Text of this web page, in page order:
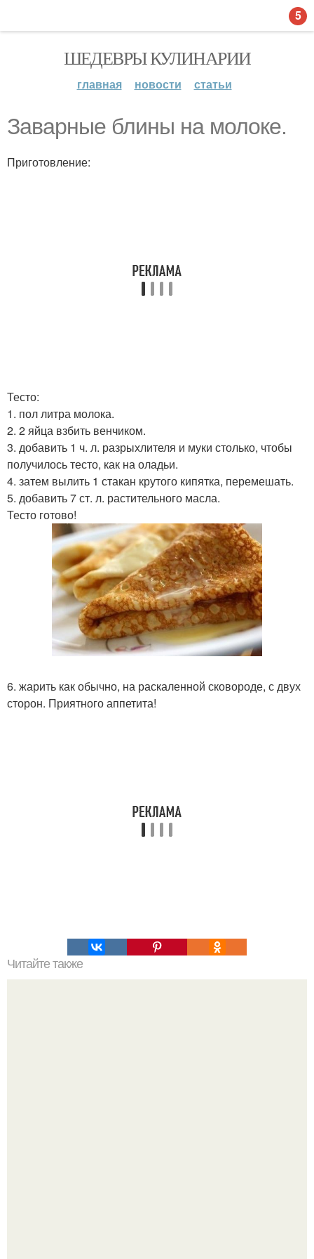
ШЕДЕВРЫ КУЛИНАРИИ
главная новости статьи
Заварные блины на молоке.
Приготовление:
Тесто:
1. пол литра молока.
2. 2 яйца взбить венчиком.
3. добавить 1 ч. л. разрыхлителя и муки столько, чтобы
получилось тесто, как на оладьи.
4. затем вылить 1 стакан крутого кипятка, перемешать.
5. добавить 7 ст. л. растительного масла.
Тесто готово!
6. жарить как обычно, на раскаленной сковороде, с двух
сторон. Приятного аппетита!
Читайте также
5